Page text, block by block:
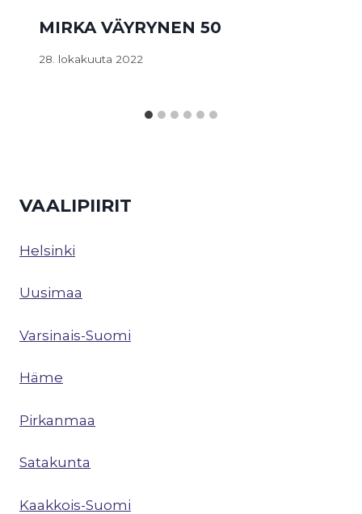
MIRKA VÄYRYNEN 50
28. lokakuuta 2022
VAALIPIIRIT
Helsinki
Uusimaa
Varsinais-Suomi
Häme
Pirkanmaa
Satakunta
Kaakkois-Suomi